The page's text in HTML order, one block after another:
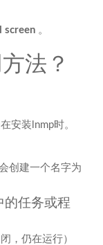
screen 。
法？
安装lnmp时。
创建一个名字为
的任务或程
，仍在运行）